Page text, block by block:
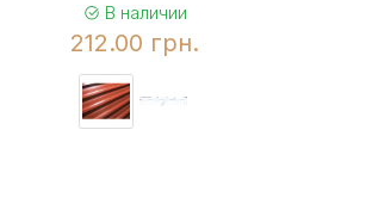
В наличии
212.00 грн.